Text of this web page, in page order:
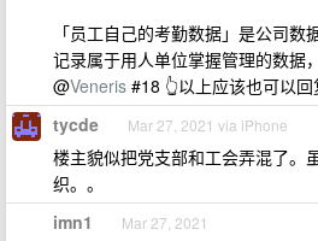
「员工自己的考勤数据」是公司
记录属于用人单位掌握管理的数据
@Veneris #18 👆以上应该也可以回
tycde Mar 27, 2021 via iPhone
楼主貌似把党支部和工会弄混了。
织。。
imn1 Mar 27, 2021